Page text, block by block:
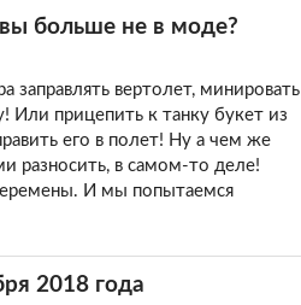
больше не в моде?
заправлять вертолет, минировать
Или прицепить к танку букет из
его в полет! Ну а чем же
разносить, в самом-то деле!
И мы попытаемся
2018 года